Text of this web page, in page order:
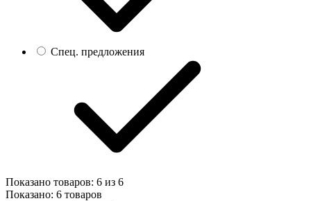
Спец. предложения
Показано товаров: 6 из 6
Показано: 6 товаров